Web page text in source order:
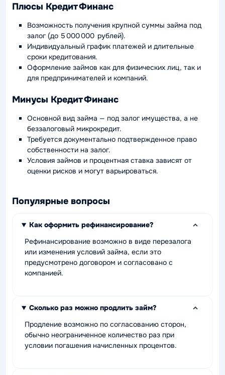
Плюсы Кредит Финанс
Возможность получения крупной суммы займа под
залог (до 5 000 000 рублей).
Индивидуальный график платежей и длительные
сроки кредитования.
Оформление займов как для физических лиц, так и
для предпринимателей и компаний.
Минусы Кредит Финанс
Основной вид займа — под залог имущества, а не
беззалоговый микрокредит.
Требуется документально подтвержденное право
собственности на залог.
Условия займов и процентная ставка зависят от
оценки рисков и могут варьироваться.
Популярные вопросы
Как оформить рефинансирование?
Рефинансирование возможно в виде перезалога
или изменения условий займа, если это
предусмотрено договором и согласовано с
компанией.
Сколько раз можно продлить займ?
Продление возможно по согласованию сторон,
обычно неограниченное количество раз при
условии погашения начисленных процентов.